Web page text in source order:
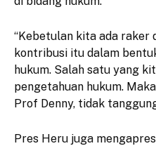
“Kebetulan kita ada raker
kontribusi itu dalam
hukum. Salah satu yang
pengetahuan hukum.
Prof Denny, tidak
Pres Heru juga